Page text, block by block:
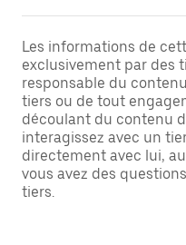
Les informations de
exclusivement par des
responsable du
tiers ou de tout
découlant du contenu
interagissez avec un
directement avec lui,
vous avez des
tiers.